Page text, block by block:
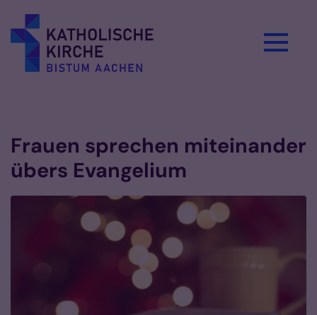
Frauen sprechen miteinander
übers Evangelium